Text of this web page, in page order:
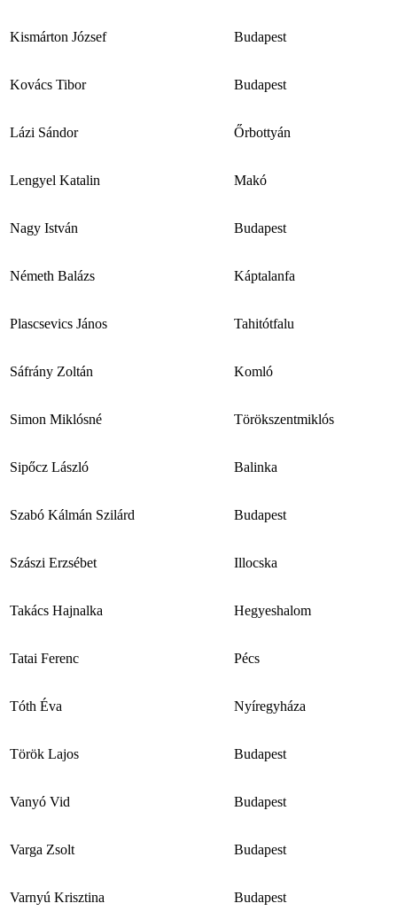
Kismárton József Budapest
Kovács Tibor Budapest
Lázi Sándor Őrbottyán
Lengyel Katalin Makó
Nagy István Budapest
Németh Balázs Káptalanfa
Plascsevics János Tahitótfalu
Sáfrány Zoltán Komló
Simon Miklósné Törökszentmiklós
Sipőcz László Balinka
Szabó Kálmán Szilárd Budapest
Szászi Erzsébet Illocska
Takács Hajnalka Hegyeshalom
Tatai Ferenc Pécs
Tóth Éva Nyíregyháza
Török Lajos Budapest
Vanyó Vid Budapest
Varga Zsolt Budapest
Varnyú Krisztina Budapest